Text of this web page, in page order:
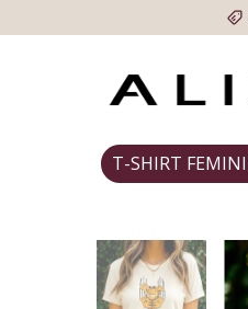
T-SHIRT